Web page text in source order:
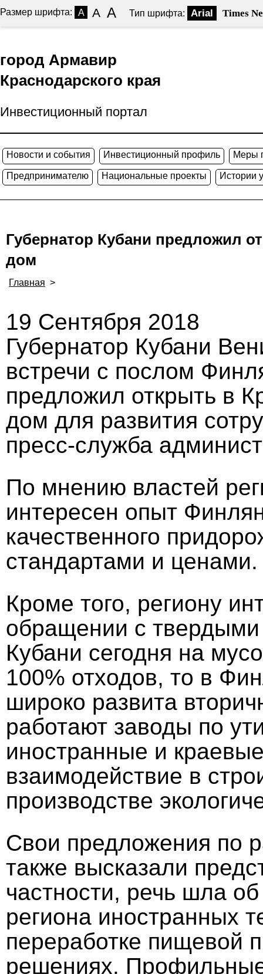
Размер шрифта: A A A Тип шрифта: Arial Times
город Армавир
Краснодарского края
Инвестиционный портал
Новости и события Инвестиционный профиль Меры
Предпринимателю Национальные проекты Истории
Губернатор Кубани предложил
дом
Главная >
19 Сентября 2018
Губернатор Кубани
встречи с послом
предложил открыть в
дом для развития
пресс-служба
По мнению властей
интересен опыт
качественного
стандартами и ценами.
Кроме того, региону
обращении с
Кубани сегодня на
100% отходов, то в
широко развита
работают заводы по
иностранные и
взаимодействие в
производстве
Свои предложения по
также высказали
частности, речь шла
региона иностранных
переработке пищевой
решениях.